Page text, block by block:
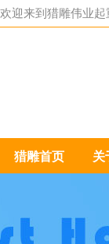
欢迎来到猎雕伟业起
猎雕首页 关